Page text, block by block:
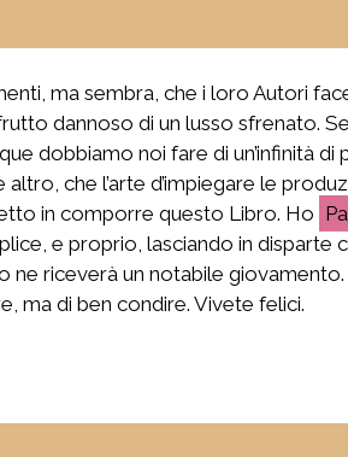
ma sembra, che i loro Autori
dannoso di un lusso sfrenato.
dobbiamo noi fare di un’infinità di
che l’arte d’impiegare le
in comporre questo Libro. Ho
e proprio, lasciando in
ne riceverà un notabile
ma di ben condire. Vivete felici.